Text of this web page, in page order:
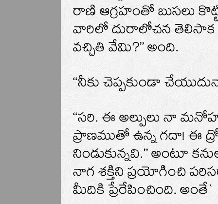
రాణి ఆగ్రహంతో బుసలు
వారిలో దురాలోచన తెలిసాక
వచ్చితి వేమి?’’ అంది.
‘‘నీకు చెప్పకుండా
‘‘సరి. ఈ అల్పులు నా
ప్రాణముతో ఉన్న గదా! ఈ
నిండుకున్నవి.’’ అంటూ
నాగ శక్తిని ప్రయోగించి
మీదికి ప్రేరేపించింది. అంతే`